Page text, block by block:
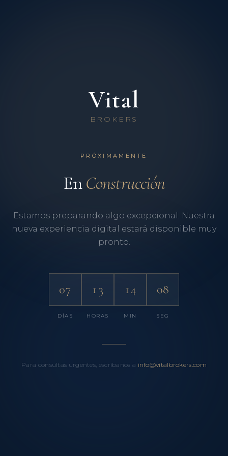
Vital
BROKERS
PRÓXIMAMENTE
EnConstrucción
Estamos preparando algo excepcional. Nuestra
nueva experiencia digital estará disponible muy
pronto.
07
DÍAS
13
HORAS
14
MIN
08
SEG
Para consultas urgentes, escríbanos a info@vitalbrokers.com